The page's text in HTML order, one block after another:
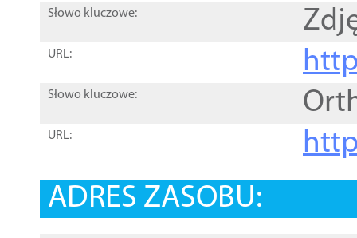
Słowo kluczowe:
URL:
Słowo kluczowe:
URL:
ADRES ZASOBU: